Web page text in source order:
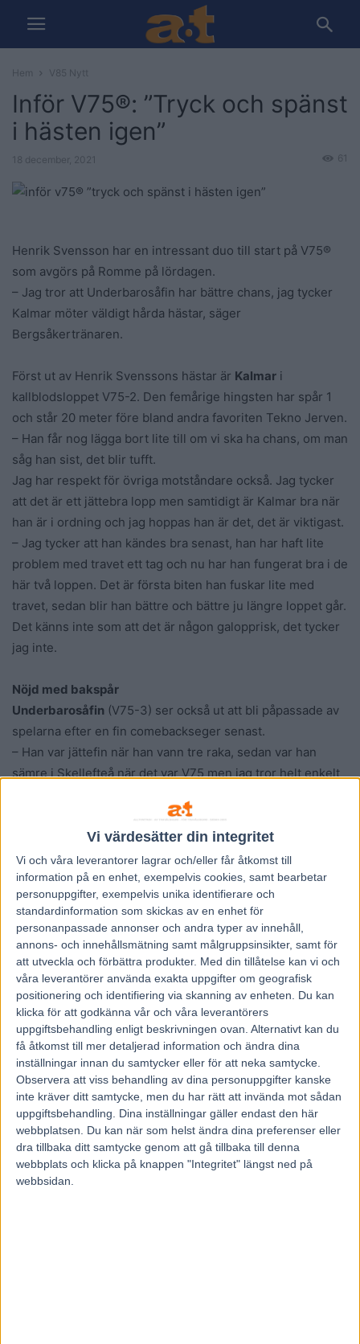
Vi värdesätter din integritet
Vi och våra leverantorer lagrar och/eller får åtkomst till
information på en enhet, exempelvis cookies, samt bearbetar
personuppgifter, exempelvis unika identifierare och
standardinformation som skickas av en enhet för
personanpassade annonser och andra typer av innehåll,
annons- och innehållsmätning samt målgruppsinsikter, samt för
att utveckla och förbättra produkter. Med din tillåtelse kan vi och
våra leverantörer använda exakta uppgifter om geografisk
positionering och identifiering via skanning av enheten. Du kan
klicka för att godkänna vår och våra leverantörers
uppgiftsbehandling enligt beskrivningen ovan. Alternativt kan du
få åtkomst till mer detaljerad information och ändra dina
inställningar innan du samtycker eller för att neka samtycke.
Observera att viss behandling av dina personuppgifter kanske
inte kräver ditt samtycke, men du har rätt att invända mot sådan
uppgiftsbehandling. Dina inställningar gäller endast den här
webbplatsen. Du kan när som helst ändra dina preferenser eller
dra tillbaka ditt samtycke genom att gå tillbaka till denna
webbplats och klicka på knappen "Integritet" längst ned på
webbsidan.
Hem V85 Nytt
Inför V75®: ”Tryck och spänst
i hästen igen”
18 december, 2021 61
Henrik Svensson har en intressant duo till start på V75®
som avgörs på Romme på lördagen.
– Jag tror att Underbarosåfin har bättre chans, jag tycker
Kalmar möter väldigt hårda hästar, säger
Bergsåkertränaren.
Först ut av Henrik Svenssons hästar är Kalmar i
kallblodsloppet V75-2. Den femårige hingsten har spår 1
och står 20 meter före bland andra favoriten Tekno Jerven.
– Han får nog lägga bort lite till om vi ska ha chans, om man
såg han sist, det blir tufft.
Jag har respekt för övriga motståndare också. Jag tycker
att det är ett jättebra lopp men samtidigt är Kalmar bra när
han är i ordning och jag hoppas han är det, det är viktigast.
– Jag tycker att han kändes bra senast, han har haft lite
problem med travet ett tag och nu har han fungerat bra i de
här två loppen. Det är första biten han fuskar lite med
travet, sedan blir han bättre och bättre ju längre loppet går.
Det känns inte som att det är någon galopprisk, det tycker
jag inte.
Nöjd med bakspår
Underbarosåfin (V75-3) ser också ut att bli påpassade av
spelarna efter en fin comebackseger senast.
– Han var jättefin när han vann tre raka, sedan var han
sämre i Skellefteå när det var V75 men jag tror helt enkelt
en olycka så blev det också väldigt struligt, då fick han en
liten paus. När han nu var tillbaks så var det tryck och
spänst i hästen igen. Jag hoppas det ska fungera, det blir
kanske lite täta starter det är väl det jag är lite orolig för.
Jag är glad för att han fick bakspår. Jag tror det passar bra
att börja bakom hästar direkt i alla fall än att vara framme
vid vingen.
Lars-Ove Pettersson, Kanal 75
Föregående artikel
Inför V75: ”Han måste ha en
bra chans”
Nästa artikel
Inför V75: Hallå där, Fredrik B
Larsson…